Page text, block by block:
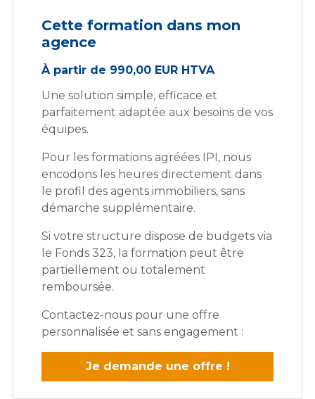
Cette formation dans mon
agence
À partir de 990,00 EUR HTVA
Une solution simple, efficace et
parfaitement adaptée aux besoins de vos
équipes.
Pour les formations agréées IPI, nous
encodons les heures directement dans
le profil des agents immobiliers, sans
démarche supplémentaire.
Si votre structure dispose de budgets via
le Fonds 323, la formation peut être
partiellement ou totalement
remboursée.
Contactez-nous pour une offre
personnalisée et sans engagement :
Je demande une offre !